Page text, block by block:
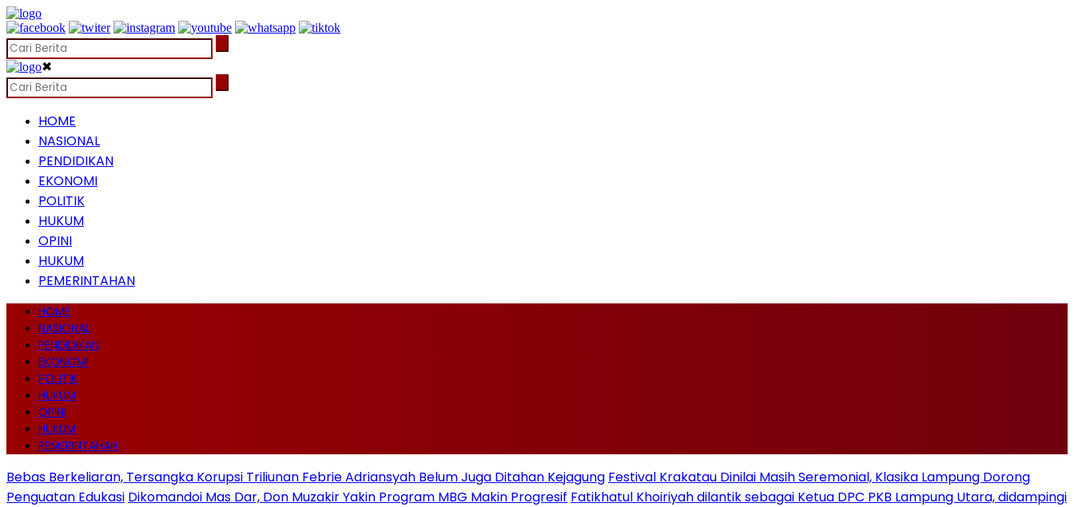
✖
HOME
NASIONAL
PENDIDIKAN
EKONOMI
POLITIK
HUKUM
OPINI
HUKUM
PEMERINTAHAN
HOME
NASIONAL
PENDIDIKAN
EKONOMI
POLITIK
HUKUM
OPINI
HUKUM
PEMERINTAHAN
Bebas Berkeliaran, Tersangka Korupsi Triliunan Febrie Adriansyah Belum Juga Ditahan Kejagung Festival Krakatau Dinilai Masih Seremonial, Klasika Lampung Dorong
Penguatan Edukasi Dikomandoi Mas Dar, Don Muzakir Yakin Program MBG Makin Progresif Fatikhatul Khoiriyah dilantik sebagai Ketua DPC PKB Lampung Utara, didampingi